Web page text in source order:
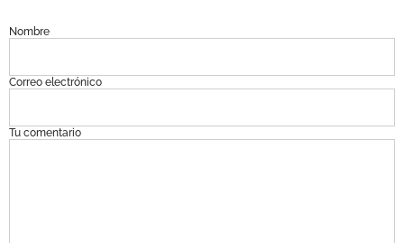
Nombre
Correo electrónico
Tu comentario